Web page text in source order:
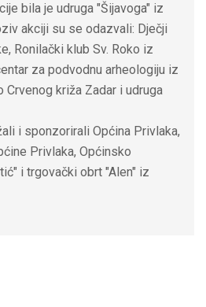
bila je udruga "Šijavoga" iz
akciji su se odazvali: Dječji
Ronilački klub Sv. Roko iz
za podvodnu arheologiju iz
Crvenog križa Zadar i udruga
i sponzorirali Općina Privlaka,
Privlaka, Općinsko
i trgovački obrt "Alen" iz